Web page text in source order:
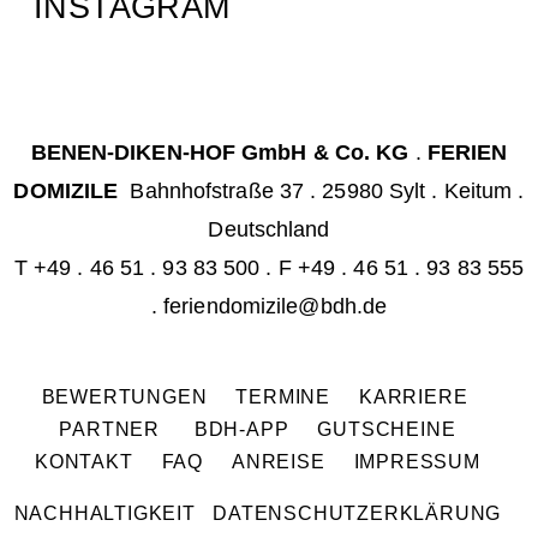
BENEN-DIKEN-HOF GmbH & Co. KG . FERIEN
DOMIZILE Bahnhofstraße 37 . 25980 Sylt . Keitum .
Deutschland
T+49 . 46 51 . 93 83 500 . F +49 . 46 51 . 93 83 555
.feriendomizile@bdh.de
BEWERTUNGEN TERMINE
KARRIERE
PARTNER
BDH-APP
GUTSCHEINE
KONTAKT
FAQ ANREISE IMPRESSUM
NACHHALTIGKEIT
DATENSCHUTZERKLÄRUNG